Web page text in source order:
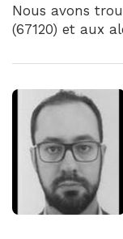
Nous avons
(67120) et aux